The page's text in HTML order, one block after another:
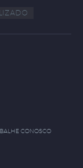
CONOSCO